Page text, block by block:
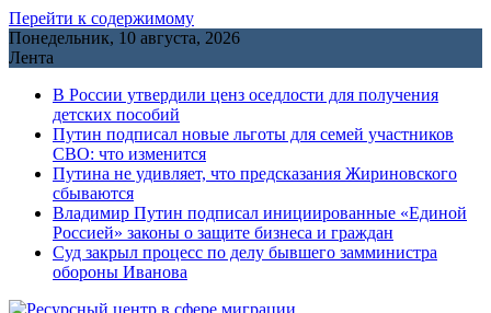
Перейти к содержимому
Понедельник, 10 августа, 2026
Лента
В России утвердили ценз оседлости для получения
детских пособий
Путин подписал новые льготы для семей участников
СВО: что изменится
Путина не удивляет, что предсказания Жириновского
сбываются
Владимир Путин подписал инициированные «Единой
Россией» законы о защите бизнеса и граждан
Cуд закрыл процесс по делу бывшего замминистра
обороны Иванова